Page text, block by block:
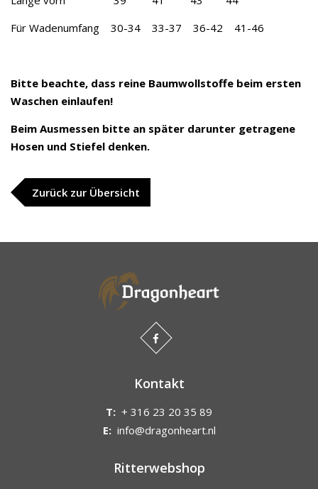
Für Wadenumfang 30-34 33-37 36-42 41-46
Bitte beachte, dass reine Baumwollstoffe beim ersten
Waschen einlaufen!
Beim Ausmessen bitte an später darunter getragene
Hosen und Stiefel denken.
Zurück zur Übersicht
Kontakt
T: + 316 23 20 35 89
E: info@dragonheart.nl
Ritterwebshop